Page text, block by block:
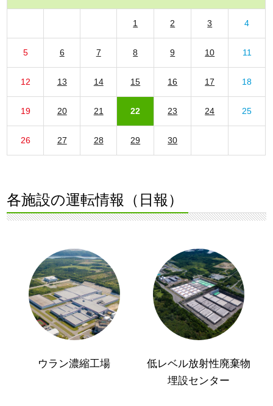
1 2 3 4
5 6 7 8 9 10 11
12 13 14 15 16 17 18
19 20 21 22 23 24 25
26 27 28 29 30
各施設の運転情報（日報）
ウラン濃縮工場
低レベル放射性廃棄物
埋設センター